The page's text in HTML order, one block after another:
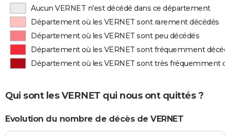
Aucun VERNET n'est décédé dans ce département
Département où les VERNET sont rarement décédés
Département où les VERNET sont peu décédés
Département où les VERNET sont fréquemment
Département où les VERNET sont très fréquemment
Qui sont les VERNET qui nous ont quittés ?
Evolution du nombre de décès de VERNET